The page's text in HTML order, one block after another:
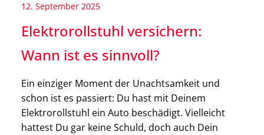
12. September 2025
Elektrorollstuhl versichern:
Wann ist es sinnvoll?
Ein einziger Moment der Unachtsamkeit und
schon ist es passiert: Du hast mit Deinem
Elektrorollstuhl ein Auto beschädigt. Vielleicht
hattest Du gar keine Schuld, doch auch Dein